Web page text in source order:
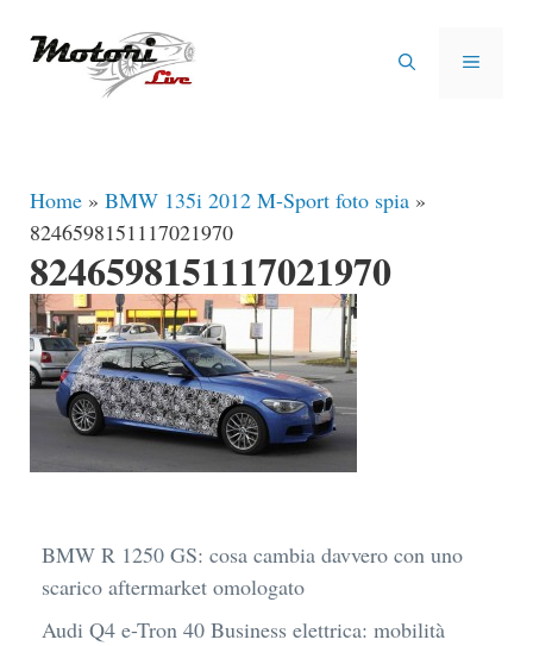
MENU
Home » BMW 135i 2012 M-Sport foto spia »
8246598151117021970
8246598151117021970
BMW R 1250 GS: cosa cambia davvero con uno
scarico aftermarket omologato
Audi Q4 e-Tron 40 Business elettrica: mobilità